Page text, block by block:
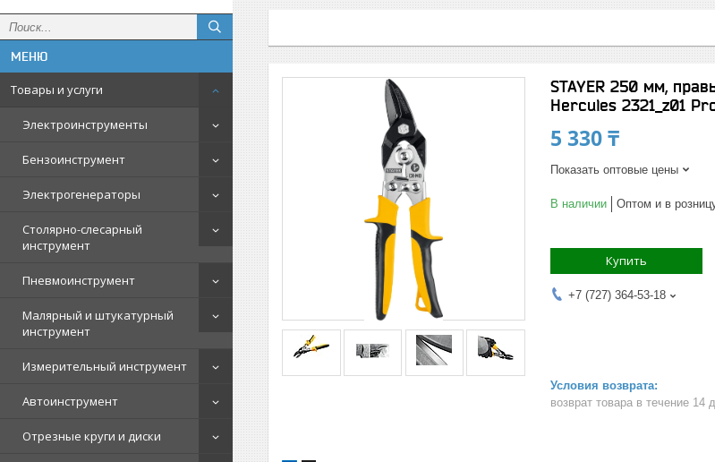
Товары и услуги
Электроинструменты
Бензоинструмент
Электрогенераторы
Столярно-слесарный
инструмент
Пневмоинструмент
Малярный и штукатурный
инструмент
Измерительный инструмент
Автоинструмент
Отрезные круги и диски
STAYER 250 мм,
Hercules 2321_z01
5 330 ₸
Показать оптовые цены
В наличии Оптом и в
Купить
+7 (727) 364-53-18
возврат товара в течение 14